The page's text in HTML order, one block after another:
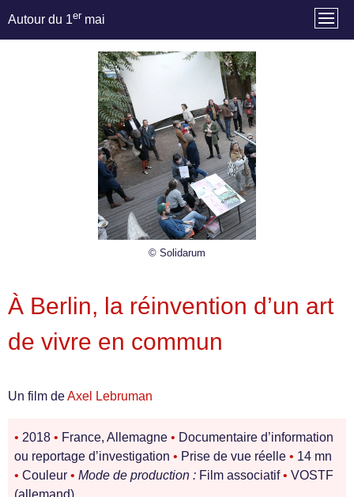
Autour du 1er mai
© Solidarum
À Berlin, la réinvention d’un art
de vivre en commun
Un film deAxel Lebruman
• 2018 • France, Allemagne • Documentaire d’information
ou reportage d’investigation • Prise de vue réelle • 14 mn
• Couleur • Mode de production : Film associatif• VOSTF
(allemand)